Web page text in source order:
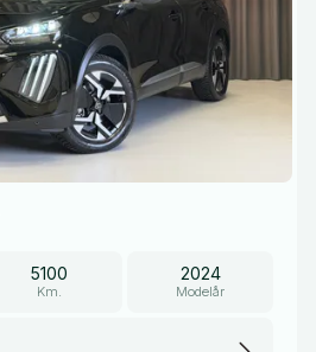
5100
Km.
2024
Modelår